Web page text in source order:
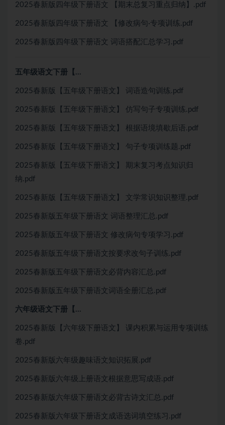
2025春新版四年级下册语文 【期末总复习重点归纳】.pdf
2025春新版四年级下册语文 【修改病句·专项训练.pdf
2025春新版四年级下册语文 词语搭配汇总学习.pdf
五年级语文下册【…
2025春新版【五年级下册语文】 词语造句训练.pdf
2025春新版【五年级下册语文】 仿写句子专项训练.pdf
2025春新版【五年级下册语文】 根据语境填歇后语.pdf
2025春新版【五年级下册语文】 句子专项训练题.pdf
2025春新版【五年级下册语文】 期末复习考点知识归
纳.pdf
2025春新版【五年级下册语文】 文学常识知识整理.pdf
2025春新版五年级下册语文 词语整理汇总.pdf
2025春新版五年级下册语文 修改病句专项学习.pdf
2025春新版五年级下册语文按要求改句子训练.pdf
2025春新版五年级下册语文必背内容汇总.pdf
2025春新版五年级下册语文词语全册汇总.pdf
六年级语文下册【…
2025春新版【六年级下册语文】 课内积累与运用专项训练
卷.pdf
2025春新版六年级趣味语文知识拓展.pdf
2025春新版六年级上册语文根据意思写成语.pdf
2025春新版六年级下册语文必背古诗文汇总.pdf
2025春新版六年级下册语文成语选词填空练习.pdf